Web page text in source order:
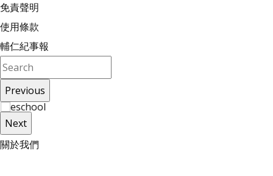
免責聲明
使用條款
輔仁紀事報
Previous
Next
關於我們